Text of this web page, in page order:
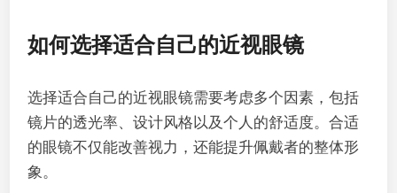
如何选择适合自己的近视眼镜
选择适合自己的近视眼镜需要考虑多个因素，包括
镜片的透光率、设计风格以及个人的舒适度。合适
的眼镜不仅能改善视力，还能提升佩戴者的整体形
象。